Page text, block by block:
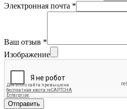
Электронная почта *
Ваш отзыв *
Изображение
Отправить